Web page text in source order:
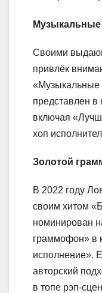
Своими
привлёк
«Музыкальные
представлен в
включая
хоп
Золотой
В 2022 году
своим хитом
номинирован
граммофон» в
исполнение».
авторский
в топе рэп-